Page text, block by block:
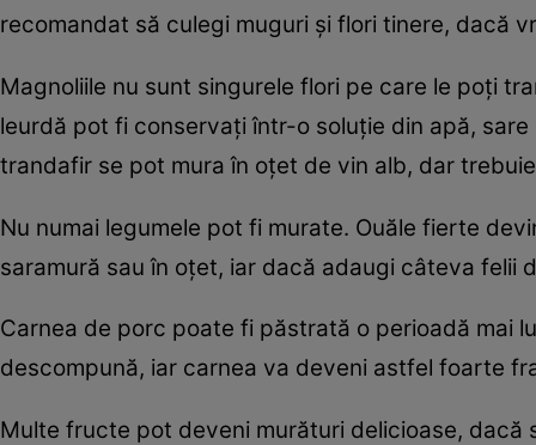
recomandat să culegi muguri şi flori tinere, dacă
Magnoliile nu sunt singurele flori pe care le poţi
leurdă pot fi conservaţi într-o soluţie din apă,
trandafir se pot mura în oţet de vin alb, dar
Nu numai legumele pot fi murate. Ouăle fierte
saramură sau în oţet, iar dacă adaugi câteva
Carnea de porc poate fi păstrată o perioadă mai
descompună, iar carnea va deveni astfel foarte
Multe fructe pot deveni murături delicioase,